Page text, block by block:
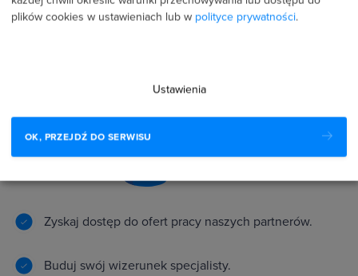
partnerów
Zyskaj dostęp do ofert pracy naszych partnerów.
Buduj swój wizerunek specjalisty.
plików cookies w ustawieniach lub w polityce prywatności.
Ustawienia
OK, PRZEJDŹ DO SERWISU